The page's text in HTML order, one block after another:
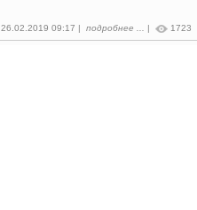
26.02.2019 09:17 | подробнее ... | 1723